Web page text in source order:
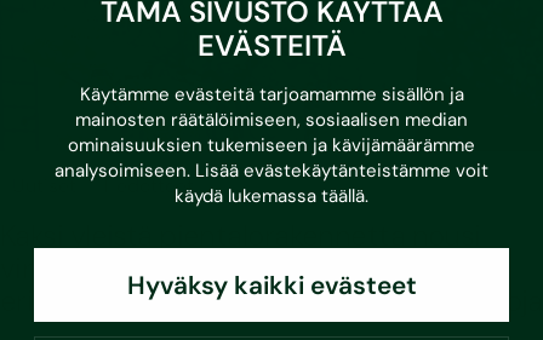
TÄMÄ SIVUSTO KÄYTTÄÄ
EVÄSTEITÄ
Käytämme evästeitä tarjoamamme sisällön ja
mainosten räätälöimiseen, sosiaalisen median
ominaisuuksien tukemiseen ja kävijämäärämme
analysoimiseen. Lisää evästekäytänteistämme voit
käydä lukemassa täällä.
Hyväksy kaikki evästeet
Uutiset Tiedotteet •11.6.2026
virallisiksi riskirakenteiksi – koskee
erityisesti rintamamies- ja 70-luvun taloja